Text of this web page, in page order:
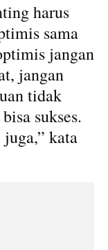
harus
sama
jangan
jangan
tidak
sukses.
kata